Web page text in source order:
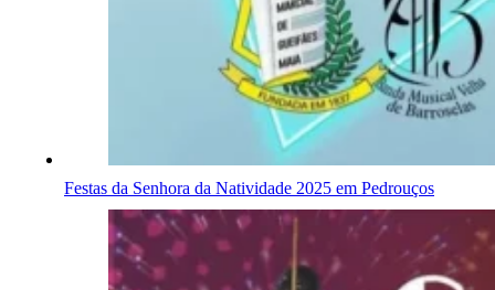
Festas da Senhora da Natividade 2025 em Pedrouços